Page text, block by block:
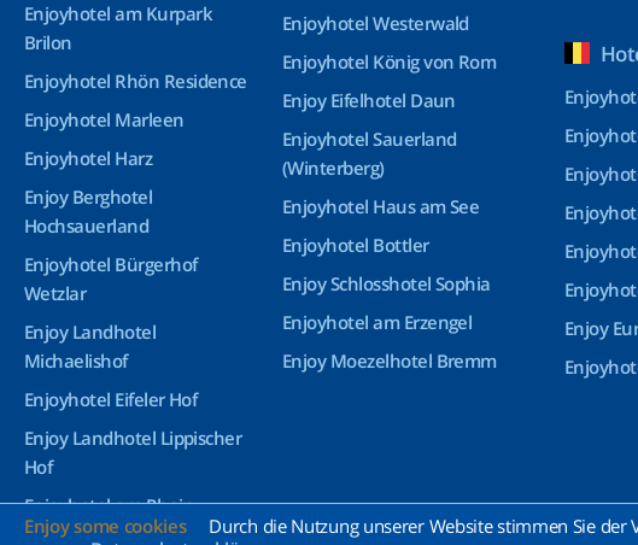
Enjoy some cookies
Durch die Nutzung unserer Website stimmen Sie
Enjoyhotel am Kurpark
Brilon
Enjoyhotel Rhön Residence
Enjoyhotel Marleen
Enjoyhotel Harz
Enjoy Berghotel
Hochsauerland
Enjoyhotel Bürgerhof
Wetzlar
Enjoy Landhotel
Michaelishof
Enjoyhotel Eifeler Hof
Enjoy Landhotel Lippischer
Hof
Enjoyhotel am Rhein
Enjoyhotel Westerwald
Enjoyhotel König von Rom
Enjoy Eifelhotel Daun
Enjoyhotel Sauerland
(Winterberg)
Enjoyhotel Haus am See
Enjoyhotel Bottler
Enjoy Schlosshotel Sophia
Enjoyhotel am Erzengel
Enjoy Moezelhotel Bremm
Enjoy